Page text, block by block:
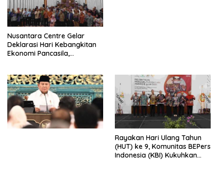
Nusantara Centre Gelar
Deklarasi Hari Kebangkitan
Ekonomi Pancasila,
Penjajahan (Pergolakan
Ekonomi Politik Indonesia) &
Simposium Nasional “Urgensi
Undang-Undang
Perekonomian Nasional dan
Kesejahteraan Sosial dalam
Rayakan Hari Ulang Tahun
(HUT) ke 9, Komunitas BEPers
Indonesia (KBI) Kukuhkan